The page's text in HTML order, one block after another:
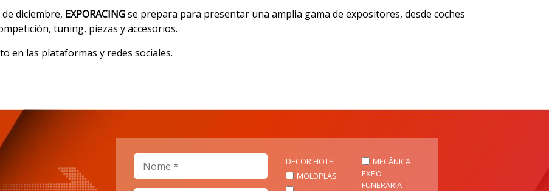
diciembre, EXPORACINGse prepara para presentar una amplia gama de expositores, desde coches
tuning, piezas y accesorios.
en las plataformas y redes sociales.
DECOR HOTEL
MOLDPLÁS
MECÂNICA
EXPO
FUNERÁRIA